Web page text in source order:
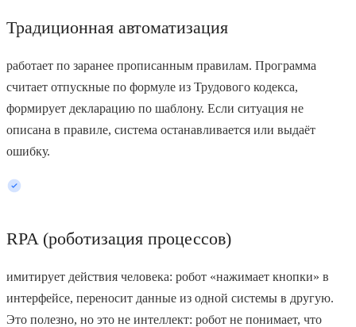
Традиционная автоматизация
работает по заранее прописанным правилам. Программа
считает отпускные по формуле из Трудового кодекса,
формирует декларацию по шаблону. Если ситуация не
описана в правиле, система останавливается или выдаёт
ошибку.
RPA (роботизация процессов)
имитирует действия человека: робот «нажимает кнопки» в
интерфейсе, переносит данные из одной системы в другую.
Это полезно, но это не интеллект: робот не понимает, что